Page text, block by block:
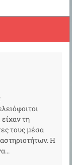
τη
τους μέσα
Η